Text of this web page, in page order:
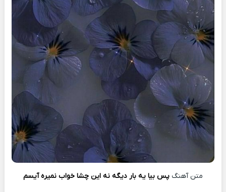
متن آهنگ پس بیا یه بار دیگه نه این چشا خواب نمیره آیسم